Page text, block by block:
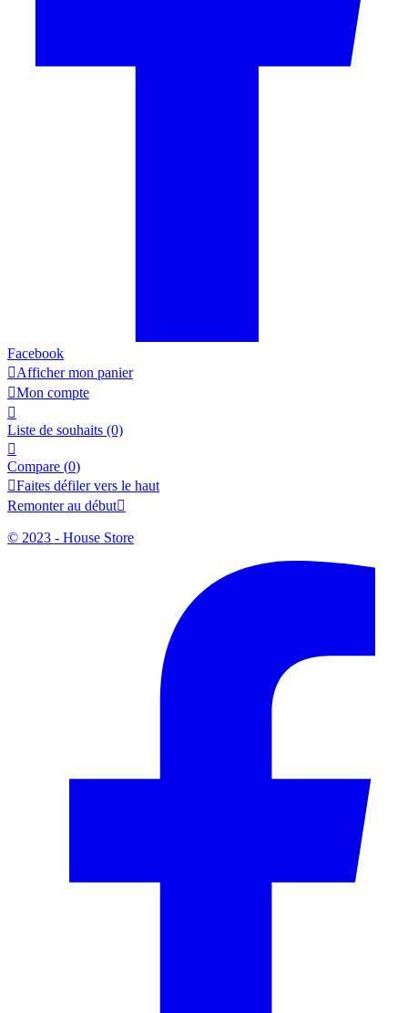
Facebook
Afficher mon panier
Mon compte

Liste de souhaits (0)

Compare (0)
Faites défiler vers le haut
Remonter au début
© 2023 - House Store